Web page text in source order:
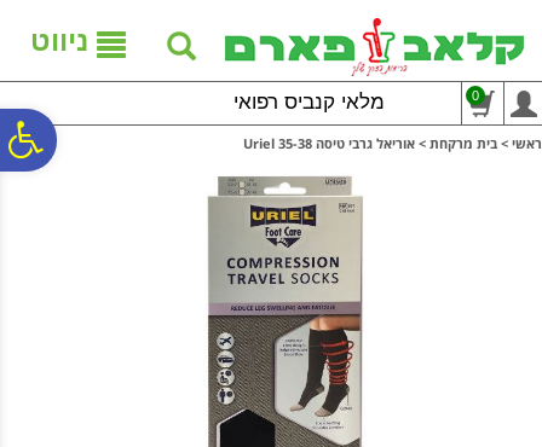
נגישות
אתר
המרכזי
ניווט
מלאי קנביס רפואי 0
ראשי > בית מרקחת > אוריאל גרבי טיסה 35-38 Uriel